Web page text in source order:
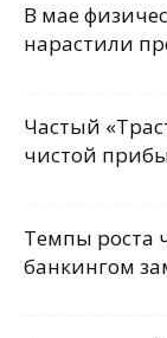
В мае
нарастили
Частый
чистой
Темпы роста
банкингом